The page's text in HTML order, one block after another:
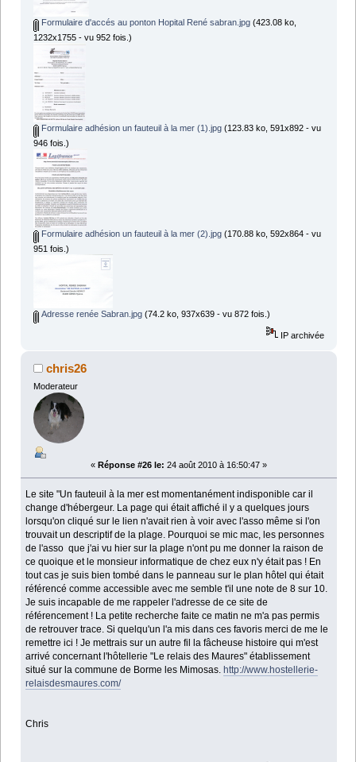
Formulaire d'accés au ponton Hopital René sabran.jpg(423.08 ko,
1232x1755 - vu 952 fois.)
Formulaire adhésion un fauteuil à la mer (1).jpg(123.83 ko, 591x892 - vu
946 fois.)
Formulaire adhésion un fauteuil à la mer (2).jpg(170.88 ko, 592x864 - vu
951 fois.)
Adresse renée Sabran.jpg(74.2 ko, 937x639 - vu 872 fois.)
IP archivée
chris26
Moderateur
« Réponse #26 le: 24 août 2010 à 16:50:47 »
Le site "Un fauteuil à la mer est momentanément indisponible car il
change d'hébergeur. La page qui était affiché il y a quelques jours
lorsqu'on cliqué sur le lien n'avait rien à voir avec l'asso même si l'on
trouvait un descriptif de la plage. Pourquoi se mic mac, les personnes
de l'asso que j'ai vu hier sur la plage n'ont pu me donner la raison de
ce quoique et le monsieur informatique de chez eux n'y était pas ! En
tout cas je suis bien tombé dans le panneau sur le plan hôtel qui était
référencé comme accessible avec me semble t'il une note de 8 sur 10.
Je suis incapable de me rappeler l'adresse de ce site de
référencement ! La petite recherche faite ce matin ne m'a pas permis
de retrouver trace. Si quelqu'un l'a mis dans ces favoris merci de me le
remettre ici ! Je mettrais sur un autre fil la fâcheuse histoire qui m'est
arrivé concernant l'hôtellerie "Le relais des Maures" établissement
situé sur la commune de Borme les Mimosas. http://www.hostellerie-
relaisdesmaures.com/
Chris